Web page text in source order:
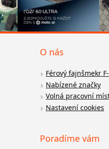
O nás
Férový fajnšmekr
Nabízené značky
Volná pracovní
Nastavení cookies
Poradíme vám